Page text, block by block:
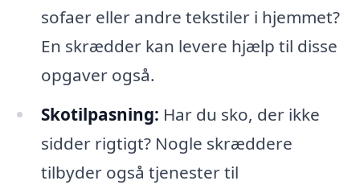
sofaer eller andre tekstiler i hjemmet?
En skrædder kan levere hjælp til disse
opgaver også.
Skotilpasning: Har du sko, der ikke
sidder rigtigt? Nogle skræddere
tilbyder også tjenester til